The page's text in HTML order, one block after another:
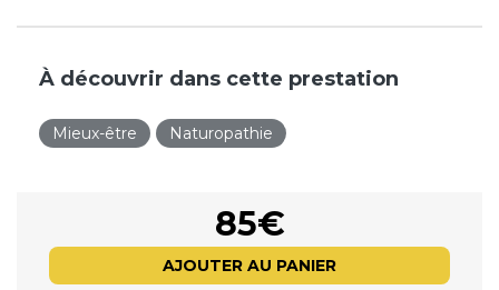
À découvrir dans cette prestation
Mieux-être Naturopathie
85€
AJOUTER AU PANIER